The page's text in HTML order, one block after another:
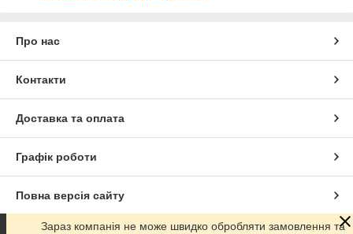
Про нас
Контакти
Доставка та оплата
Графік роботи
Повна версія сайту
Зараз компанія не може швидко обробляти замовлення та